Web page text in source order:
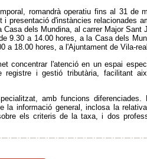
romandrà operatiu fins al 31 de
presentació d'instàncies relacionades
dels Mundina, al carrer Major Sant
9.30 a 14.00 hores, a la Casa dels
a 18.00 hores, a l'Ajuntament de Vila-
concentrar l'atenció en un espai
registre i gestió tributària, facilitant
amb funcions
la informació general, inclosa la
els criteris de la taxa, i dos